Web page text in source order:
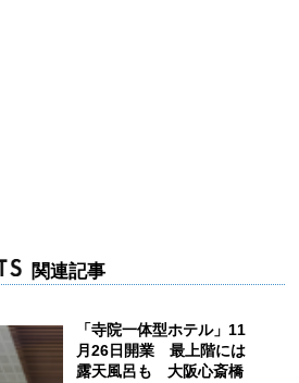
関連記事
「寺院一体型ホテル」11
月26日開業 最上階には
露天風呂も 大阪心斎橋